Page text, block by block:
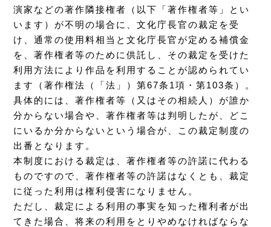
演家などの著作隣接権者（以下「著作権者等」とい
います）が不明の場合に、文化庁長官の裁定を受
け、通常の使用料相当と文化庁長官が定める補償金
を、著作権者等のために供託し、その裁定を受けた
利用方法により作品を利用することが認められてい
ます（著作権法（「法」）第67条1項・第103条）。
具体的には、著作権者等（又はその相続人）が誰か
分からない場合や、著作権者等は判明したが、どこ
にいるか分からないという場合が、この裁定制度の
出番となります。
本制度における裁定は、著作権者等の許諾に代わる
ものですので、著作権者等の許諾はなくとも、裁定
に従った利用は権利侵害になりません。
ただし、裁定による利用の事実を知った権利者が出
てきた場合、将来の利用をとりやめなければならな